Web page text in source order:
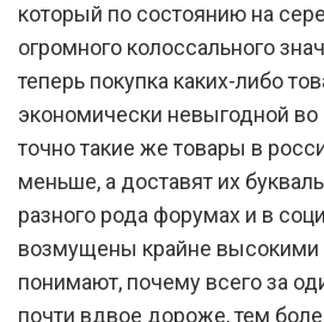
который по состоянию на
огромного колоссального
теперь покупка каких-либо
экономически невыгодной во
точно такие же товары в
меньше, а доставят их
разного рода форумах и в
возмущены крайне высокими
понимают, почему всего за
почти вдвое дороже, тем